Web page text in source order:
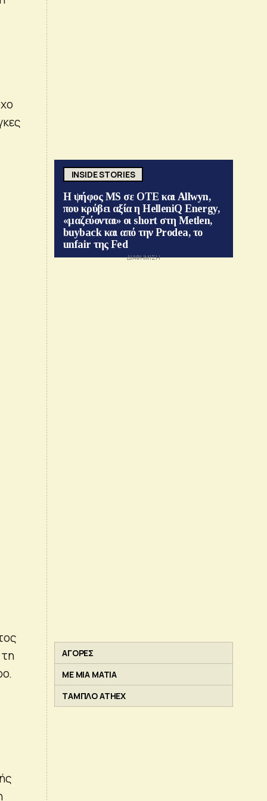
INSIDE STORIES
Η ψήφος MS σε ΟΤΕ και Allwyn,
που κρύβει αξία η HelleniQ Energy,
«μαζεύονται» οι short στη Metlen,
buyback και από την Prodea, το
unfair της Fed
ΑΓΟΡΕΣ
ΜΕ ΜΙΑ ΜΑΤΙΑ
ΤΑΜΠΛΟ ATHEX